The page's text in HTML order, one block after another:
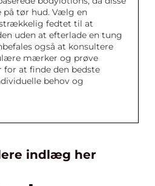
på tør hud. Vælg en
fedtet til at
uden at efterlade en tung
også at konsultere
mærker og prøve
at finde den bedste
behov og
indlæg her